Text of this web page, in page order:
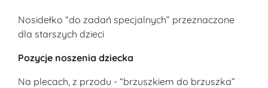
Nosidełko “do zadań specjalnych” przeznaczone
dla starszych dzieci
Pozycje noszenia dziecka
Na plecach, z przodu - “brzuszkiem do brzuszka”